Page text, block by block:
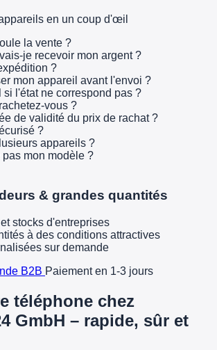
en un coup d'œil
la vente ?
je recevoir mon argent ?
?
mon appareil avant l'envoi ?
si l'état ne correspond pas ?
vous ?
de validité du prix de rachat ?
?
appareils ?
pas mon modèle ?
& grandes quantités
stocks d'entreprises
à des conditions attractives
sur demande
B2B Paiement en 1-3 jours
téléphone chez
GmbH – rapide, sûr et